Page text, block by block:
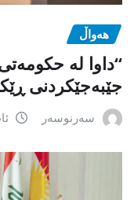
هەواڵ
“داوا لە
جێبەجێكردنی
سەرنوسەر ئاب